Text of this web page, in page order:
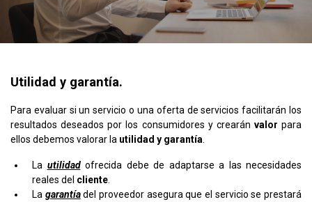
Utilidad y garantía.
Para evaluar si un servicio o una oferta de servicios facilitarán los
resultados deseados por los consumidores y crearán valor para
ellos debemos valorar la utilidad y garantía
La utilidadofrecida debe de adaptarse a las necesidades
reales del cliente
La garantíadel proveedor asegura que el servicio se prestará